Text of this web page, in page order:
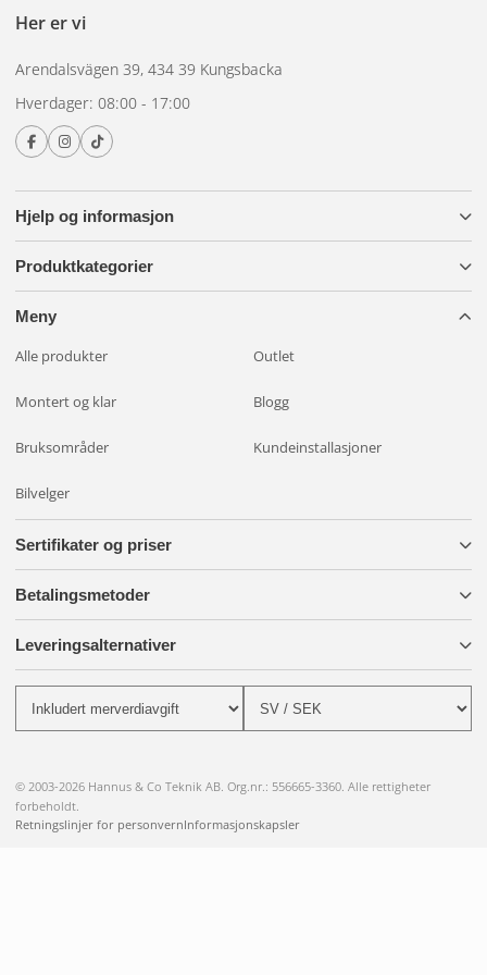
Hjelp og informasjon
Produktkategorier
Meny
Alle produkter Outlet
Montert og klar Blogg
Bruksområder Kundeinstallasjoner
Bilvelger
Her er vi
Arendalsvägen 39, 434 39 Kungsbacka
Hverdager: 08:00 - 17:00
Sertifikater og priser
Betalingsmetoder
Leveringsalternativer
© 2003-2026 Hannus & Co Teknik AB. Org.nr.: 556665-3360. Alle rettigheter
forbeholdt.
Retningslinjer for personvernInformasjonskapsler